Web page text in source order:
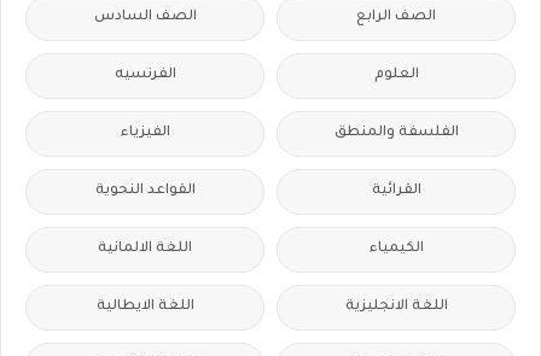
الصف الرابع الصف السادس
العلوم الفرنسيه
الفلسفة والمنطق الفيزياء
القرائية القواعد النحوية
الكيمياء اللغة الالمانية
اللغة الانجليزية اللغة الايطالية